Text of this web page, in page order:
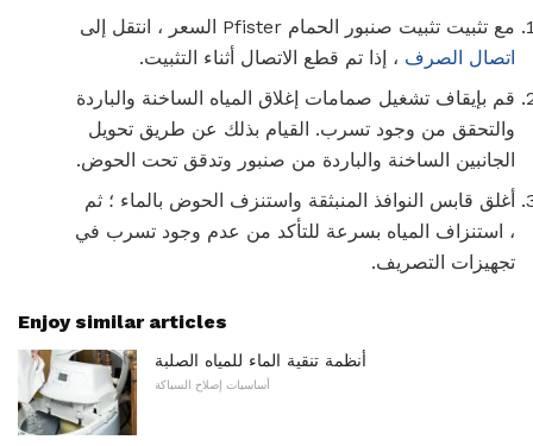
مع تثبيت تثبيت صنبور الحمام Pfister السعر ، انتقل إلى
اتصال الصرف ، إذا تم قطع الاتصال أثناء التثبيت.
قم بإيقاف تشغيل صمامات إغلاق المياه الساخنة والباردة
والتحقق من وجود تسرب. القيام بذلك عن طريق تحويل
الجانبين الساخنة والباردة من صنبور وتدقق تحت الحوض.
أغلق قابس النوافذ المنبثقة واستنزف الحوض بالماء ؛ ثم
، استنزاف المياه بسرعة للتأكد من عدم وجود تسرب في
تجهيزات التصريف.
Enjoy similar articles
أنظمة تنقية الماء للمياه الصلبة
أساسيات إصلاح السباكة